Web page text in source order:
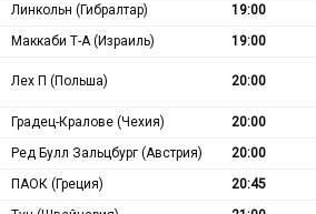
Линкольн (Гибралтар)
19:00
Маккаби Т-А (Израиль)
19:00
Лех П (Польша) 20:00
Градец-Кралове (Чехия)
20:00
Ред Булл Зальцбург (Австрия)
20:00
ПАОК (Греция)
20:45